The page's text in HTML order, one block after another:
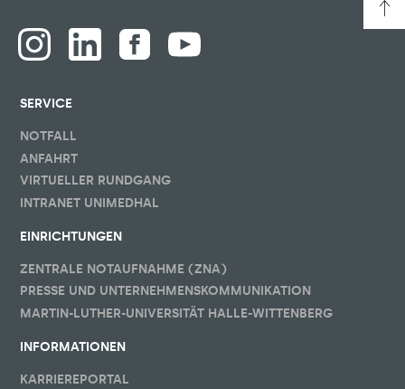
SERVICE
NOTFALL
ANFAHRT
VIRTUELLER RUNDGANG
INTRANET UNIMEDHAL
EINRICHTUNGEN
ZENTRALE NOTAUFNAHME (ZNA)
PRESSE UND UNTERNEHMENSKOMMUNIKATION
MARTIN-LUTHER-UNIVERSITÄT HALLE-WITTENBERG
INFORMATIONEN
KARRIEREPORTAL